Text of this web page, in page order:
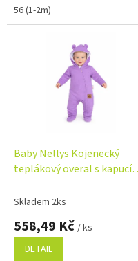
56 (1-2m)
Baby Nellys Kojenecký
teplákový overal s kapucí
Skladem 2ks
558,49 Kč / ks
DETAIL